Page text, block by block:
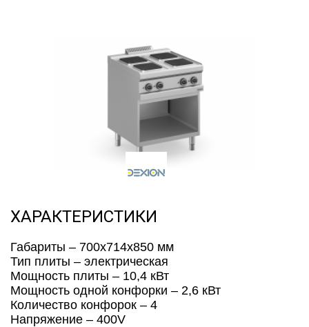
ХАРАКТЕРИСТИКИ
Габариты – 700x714x850 мм
Тип плиты – электрическая
Мощность плиты – 10,4 кВт
Мощность одной конфорки – 2,6 кВт
Количество конфорок – 4
Напряжение – 400V